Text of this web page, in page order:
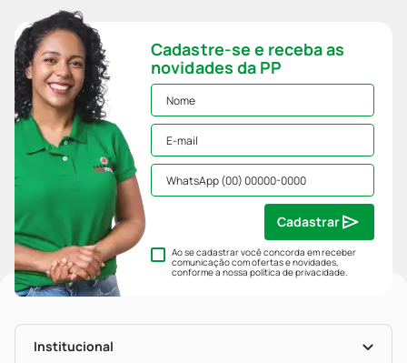
Cadastre-se e receba as
novidades da PP
Ao se cadastrar você concorda em receber
comunicação com ofertas e novidades,
conforme a nossapolítica de privacidade.
Cadastrar
Institucional